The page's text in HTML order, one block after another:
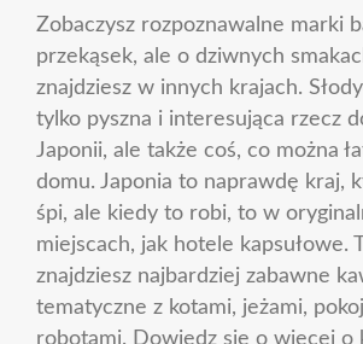
Zobaczysz rozpoznawalne marki
przekąsek, ale o dziwnych
znajdziesz w innych krajach.
tylko pyszna i interesująca rzecz
Japonii, ale także coś, co można
domu. Japonia to naprawdę kraj,
śpi, ale kiedy to robi, to w
miejscach, jak hotele kapsułowe.
znajdziesz najbardziej zabawne
tematyczne z kotami, jeżami,
robotami. Dowiedz się o więcej o